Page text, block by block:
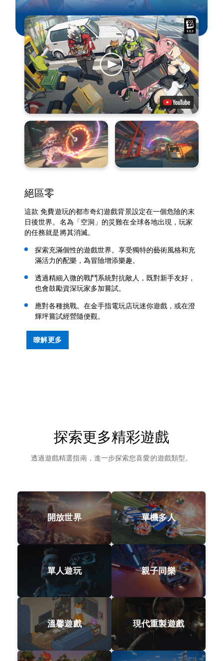
絕區零
這款 免費遊玩的都市奇幻遊戲背景設定在一個危險的末
日後世界。名為「空洞」的災難在全球各地出現，玩家
的任務就是將其消滅。
探索充滿個性的遊戲世界。享受獨特的藝術風格和充
滿活力的配樂，為冒險增添樂趣。
透過精細入微的戰鬥系統對抗敵人，既對新手友好，
也會鼓勵資深玩家多加嘗試。
應對各種挑戰。在金手指電玩店玩迷你遊戲，或在澄
輝坪嘗試經營隨便觀。
瞭解更多
探索更多精彩遊戲
透過遊戲精選指南，進一步探索您喜愛的遊戲類型。
開放世界 單機多人
單人遊玩 親子同樂
溫馨遊戲 現代重製遊戲